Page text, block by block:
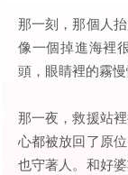
那一刻，那個人
像一個掉進海裡
頭，眼睛裡的霧慢
那一夜，救援站
心都被放回了原
也守著人。和好